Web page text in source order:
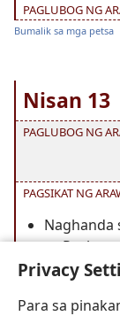
Privacy
Para sa
PAGLUBOG NG
Bumalik sa mga petsa
Nisan 13
PAGLUBOG NG
PAGSIKAT NG
Naghanda
sa
Dumating